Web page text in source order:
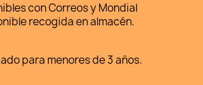
con Correos y Mondial
recogida en almacén.
para menores de 3 años.